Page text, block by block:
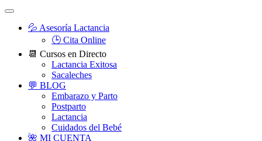
💦 Asesoría Lactancia
🕒 Cita Online
📆 Cursos en Directo
Lactancia Exitosa
Sacaleches
💬 BLOG
Embarazo y Parto
Postparto
Lactancia
Cuidados del Bebé
🌺 MI CUENTA